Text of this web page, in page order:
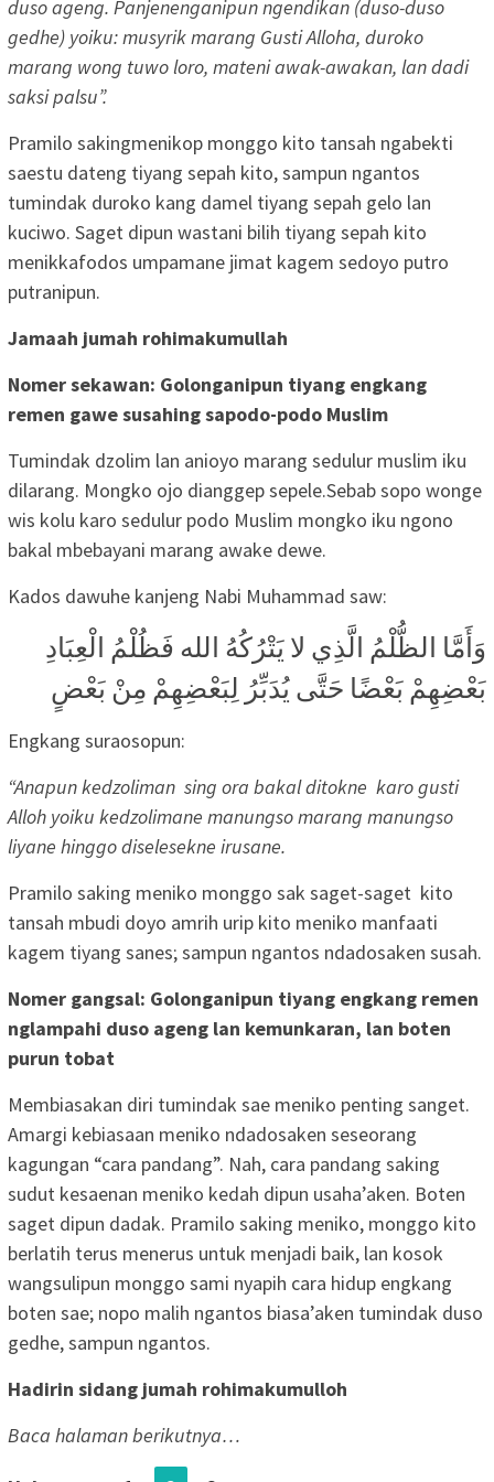
duso ageng. Panjenenganipun ngendikan (duso-duso
gedhe) yoiku: musyrik marang Gusti Alloha, duroko
marang wong tuwo loro, mateni awak-awakan, lan dadi
saksi palsu”.
Pramilo sakingmenikop monggo kito tansah ngabekti
saestu dateng tiyang sepah kito, sampun ngantos
tumindak duroko kang damel tiyang sepah gelo lan
kuciwo. Saget dipun wastani bilih tiyang sepah kito
menikkafodos umpamane jimat kagem sedoyo putro
putranipun.
Jamaah jumah rohimakumullah
Nomer sekawan: Golonganipun tiyang engkang
remen gawe susahing sapodo-podo Muslim
Tumindak dzolim lan anioyo marang sedulur muslim iku
dilarang. Mongko ojo dianggep sepele.Sebab sopo wonge
wis kolu karo sedulur podo Muslim mongko iku ngono
bakal mbebayani marang awake dewe.
Kados dawuhe kanjeng Nabi Muhammad saw:
وَأَمَّا الظُّلْمُ الَّذِي لا يَتْرُكُهُ الله فَظُلْمُ الْعِبَادِ
بَعْضِهِمْ بَعْضًا حَتَّى يُدَبِّرُ لِبَعْضِهِمْ مِنْ بَعْضٍ
Engkang suraosopun:
“Anapun kedzoliman sing ora bakal ditokne karo gusti
Alloh yoiku kedzolimane manungso marang manungso
liyane hinggo diselesekne irusane.
Pramilo saking meniko monggo sak saget-saget kito
tansah mbudi doyo amrih urip kito meniko manfaati
kagem tiyang sanes; sampun ngantos ndadosaken susah.
Nomer gangsal: Golonganipun tiyang engkang remen
nglampahi duso ageng lan kemunkaran, lan boten
purun tobat
Membiasakan diri tumindak sae meniko penting sanget.
Amargi kebiasaan meniko ndadosaken seseorang
kagungan “cara pandang”. Nah, cara pandang saking
sudut kesaenan meniko kedah dipun usaha’aken. Boten
saget dipun dadak. Pramilo saking meniko, monggo kito
berlatih terus menerus untuk menjadi baik, lan kosok
wangsulipun monggo sami nyapih cara hidup engkang
boten sae; nopo malih ngantos biasa’aken tumindak duso
gedhe, sampun ngantos.
Hadirin sidang jumah rohimakumulloh
Baca halaman berikutnya…